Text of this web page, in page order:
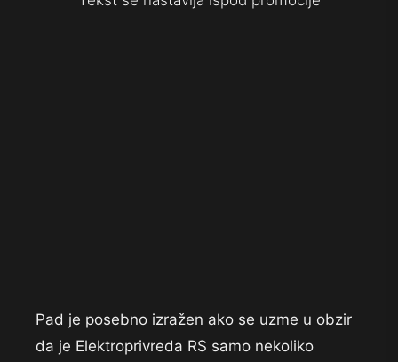
Pad je posebno izražen ako se uzme u obzir
da je Elektroprivreda RS samo nekoliko